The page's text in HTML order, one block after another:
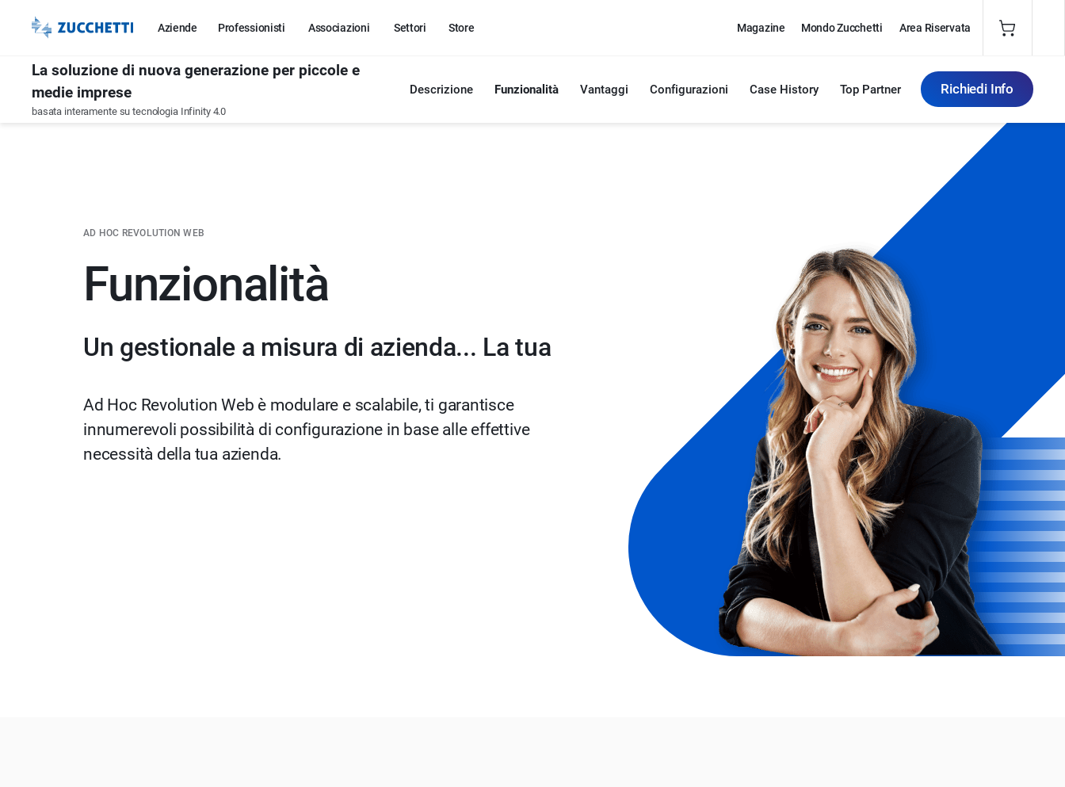
Aziende Professionisti Associazioni Settori Store Magazine Mondo Zucchetti Area Riservata
La soluzione di nuova generazione per piccole e
medie imprese
basata interamente su tecnologia Infinity 4.0
Descrizione Funzionalità Vantaggi Configurazioni Case History Top Partner Partner
Richiedi Info
AD HOC REVOLUTION WEB
Funzionalità
Un gestionale a misura di azienda... La tua
Ad Hoc Revolution Web è modulare e scalabile, ti garantisce
innumerevoli possibilità di configurazione in base alle effettive
necessità della tua azienda.